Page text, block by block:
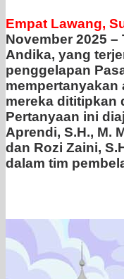
Empat Lawang,
November 2025
Andika, yang
penggelapan
mempertanyakan
mereka dititipkan
Pertanyaan ini
Aprendi, S.H., M.
dan Rozi Zaini,
dalam tim